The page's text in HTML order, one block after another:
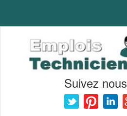
Suivez nous